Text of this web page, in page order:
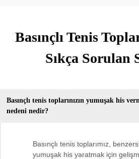
Basınçlı Tenis
Sıkça Sorulan
Basınçlı tenis toplarınızın yumuşak his
nedeni nedir?
Basınçlı tenis toplarımız,
yumuşak his yaratmak için